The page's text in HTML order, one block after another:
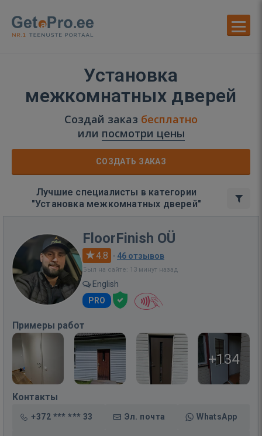
Установка
межкомнатных дверей
Создай заказ бесплатно
или посмотри цены
СОЗДАТЬ ЗАКАЗ
Лучшие специалисты в категории
"Установка межкомнатных дверей"
FloorFinish OÜ
4.8 · 46 отзывов
Был на сайте: 13 минут назад
English
PRO
Примеры работ
+134
Контакты
+372 *** *** 33 Эл. почта WhatsApp